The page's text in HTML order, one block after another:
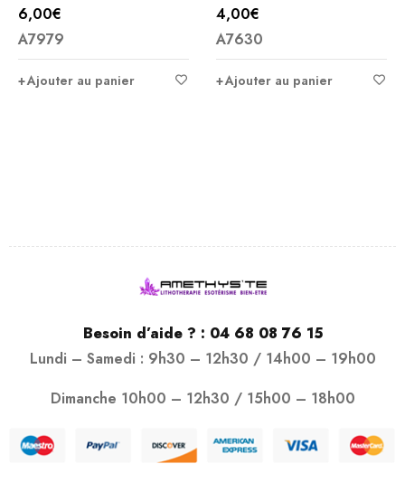
6,00€
A7979
Ajouter au panier
4,00€
A7630
Ajouter au panier
Besoin d’aide ? : 04 68 08 76 15
Lundi – Samedi : 9h30 – 12h30 / 14h00 – 19h00
Dimanche 10h00 – 12h30 / 15h00 – 18h00